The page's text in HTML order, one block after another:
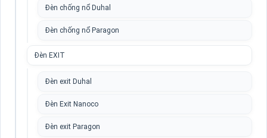
Đèn chống nổ Duhal
Đèn chống nổ Paragon
Đèn EXIT
Đèn exit Duhal
Đèn Exit Nanoco
Đèn exit Paragon